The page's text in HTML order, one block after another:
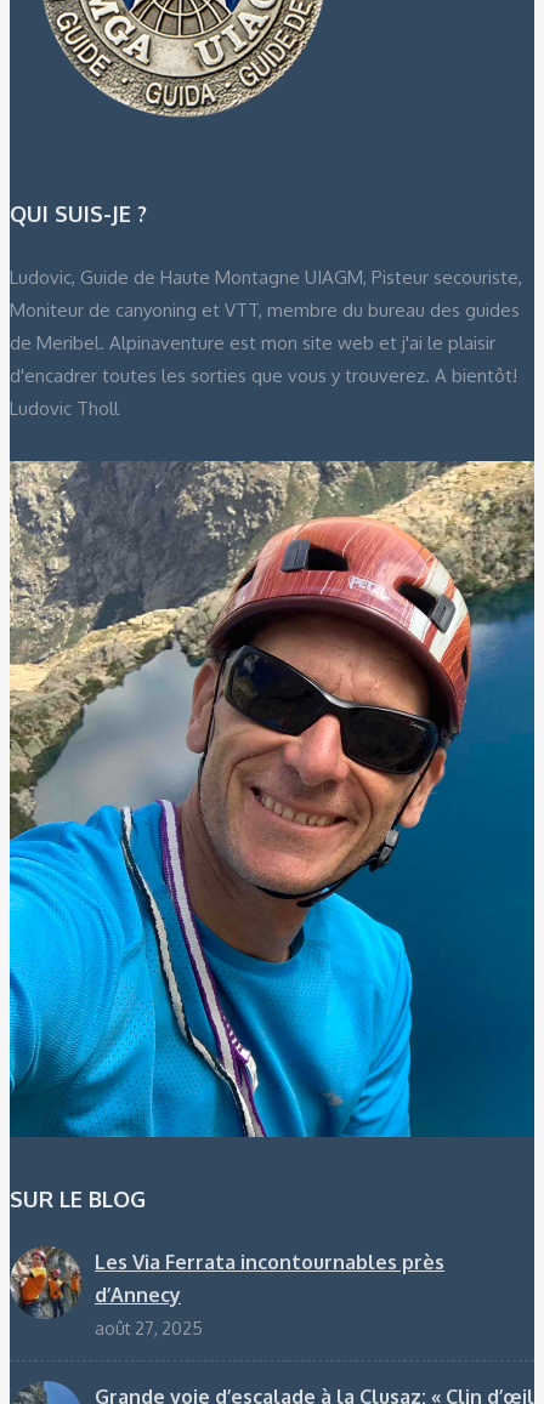
QUI SUIS-JE ?
Ludovic, Guide de Haute Montagne UIAGM, Pisteur secouriste,
Moniteur de canyoning et VTT, membre du bureau des guides
de Meribel. Alpinaventure est mon site web et j'ai le plaisir
d'encadrer toutes les sorties que vous y trouverez. A bientôt!
Ludovic Tholl
SUR LE BLOG
Les Via Ferrata incontournables près
d’Annecy
août 27, 2025
Grande voie d’escalade à la Clusaz: « Clin d’œil